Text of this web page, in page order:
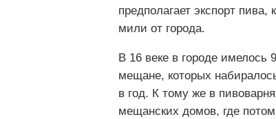
предполагает экспорт
мили от города.
В 16 веке в городе имелось
мещане, которых
в год. К тому же в
мещанских домов, где